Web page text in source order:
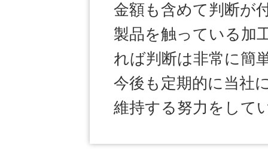
金額も含めて判断が
製品を触っている加
れば判断は非常に簡
今後も定期的に当社
維持する努力をして